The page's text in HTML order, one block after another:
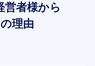
営者様から
理由